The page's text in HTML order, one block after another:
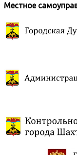
Местное